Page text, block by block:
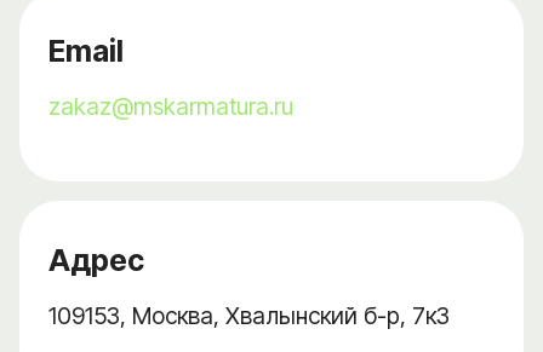
Email
zakaz@mskarmatura.ru
Адрес
109153, Москва, Хвалынский б-р, 7к3